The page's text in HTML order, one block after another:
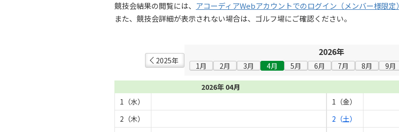
競技会結果の閲覧には、 アコーディアWebアカウントでのログイン（メンバー様限定）
また、競技会詳細が表示されない場合は、ゴルフ場にご確認ください。
2025年
2026年
1月 2月 3月 4月 5月 6月 7月 8月 9月
2026年 04月
1（水）
2（木）
1（金）
2（土）